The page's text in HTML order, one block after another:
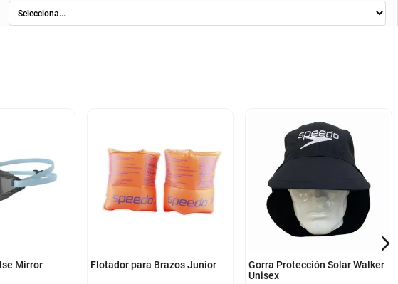
Mirror Flotador para Brazos Junior
Gorra Protección Solar Walker
Unisex